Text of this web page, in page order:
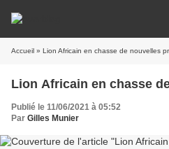
Accueil » Lion Africain en chasse de nouvelles
Lion Africain en chasse
Publié le 11/06/2021 à 05:52
Par Gilles Munier